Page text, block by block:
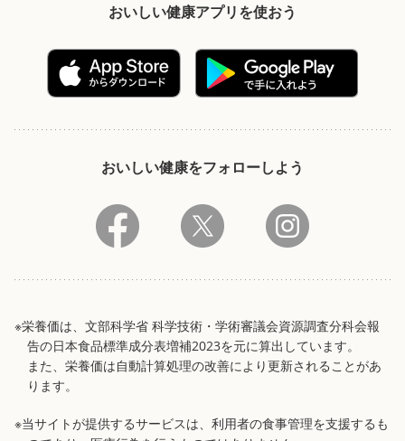
おいしい健康アプリを使おう
おいしい健康をフォローしよう
※栄養価は、文部科学省 科学技術・学術審議会資源調査分科会報
告の日本食品標準成分表増補2023を元に算出しています。
また、栄養価は自動計算処理の改善により更新されることがあ
ります。
※当サイトが提供するサービスは、利用者の食事管理を支援するも